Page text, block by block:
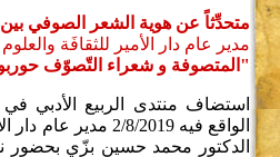
متحدِّثاً عن هوية الشعر الصوفي بين
مدير عام دار الأمير للثقافَة
"المتصوفة و شعراء التّصوّف
استضاف منتدى الربيع الأدبي
الواقع فيه 2/8/2019
الدكتور محمد حسين بزّي بحضور